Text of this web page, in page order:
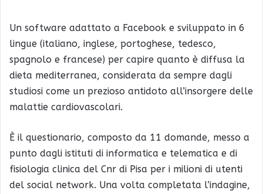
Un software adattato a Facebook e sviluppato in 6
lingue (italiano, inglese, portoghese, tedesco,
spagnolo e francese) per capire quanto è diffusa la
dieta mediterranea, considerata da sempre dagli
studiosi come un prezioso antidoto all’insorgere delle
malattie cardiovascolari.
È il questionario, composto da 11 domande, messo a
punto dagli istituti di informatica e telematica e di
fisiologia clinica del Cnr di Pisa per i milioni di utenti
del social network. Una volta completata l’indagine,